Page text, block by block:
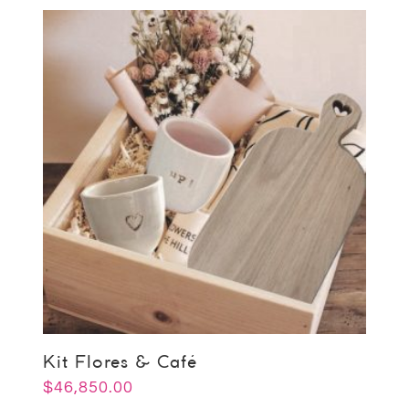
Kit Flores & Café
$46,850.00